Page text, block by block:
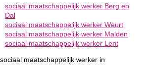
sociaal maatschappelijk werker Berg en
Dal
sociaal maatschappelijk werker Weurt
sociaal maatschappelijk werker Malden
sociaal maatschappelijk werker Lent
maatschappelijk werker in